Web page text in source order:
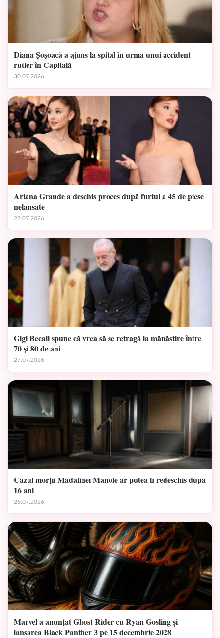
Diana Șoșoacă a ajuns la spital în urma unui accident
rutier în Capitală
30.07.2026
Ariana Grande a deschis proces după furtul a 45 de piese
nelansate
28.07.2026
Gigi Becali spune că vrea să se retragă la mănăstire între
70 și 80 de ani
27.07.2026
Cazul morții Mădălinei Manole ar putea fi redeschis după
16 ani
26.07.2026
Marvel a anunțat Ghost Rider cu Ryan Gosling și
lansarea Black Panther 3 pe 15 decembrie 2028